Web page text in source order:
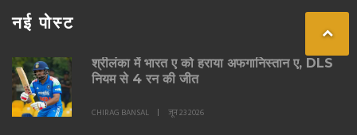
नई पोस्ट
श्रीलंका में भारत ए को हराया अफगानिस्तान ए, DLS
नियम से 4 रन की जीत
CHIRAG BANSAL जून 23 2026